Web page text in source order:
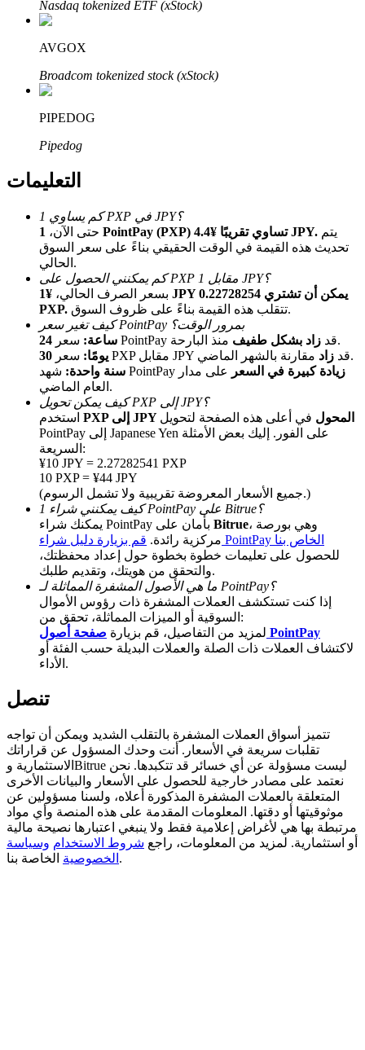
شركاء بيترو
شركاء Bitrue
تصل العمولات إلى 65٪!
الإحالة
قم بدعوة صديق لتحصل على مكافآت نقدية
BTC Welcome Rewards
BTC Welcome Rewards
Deposit & Trade BTC to Share 25000 USDT prize pool!
Deposit CASHCAT & Win
Share 500000 CASHCAT prize pool
Exclusive for BitMart Users
Register & Trade to Win 500,000 USDT
Nasdaq tokenized ETF (xStock)
AVGOX
Broadcom tokenized stock (xStock)
PIPEDOG
Pipedog
التعليمات
كم يساوي 1 PXP في JPY؟
حتى الآن،
1 PointPay (PXP) تساوي تقريبًا ¥4.4 JPY.
تحديث هذه القيمة في الوقت الحقيقي بناءً على سعر السوق
الحالي.
كم يمكنني الحصول على PXP مقابل 1 JPY؟
بسعر الصرف الحالي،
¥1 JPY يمكن أن تشتري 0.22728254
PXP.
تتقلب هذه القيمة بناءً على ظروف السوق.
كيف تغير سعر PointPay بمرور الوقت؟
24 ساعة:
سعر PointPay قد زاد بشكل طفيف
منذ البارحة.
30 يومًا:
سعر PXP مقابل JPY قد زاد
مقارنة بالشهر الماضي.
سنة واحدة: شهد PointPay زيادة كبيرة في السعر
على مدار
العام الماضي.
كيف يمكن تحويل PXP إلى JPY؟
PXP إلى JPY المحول في أعلى هذه الصفحة لتحويل
PointPay إلى Japanese Yen على الفور. إليك بعض الأمثلة
السريعة:
¥10 JPY = 2.27282541 PXP
10 PXP = ¥44 JPY
(جميع الأسعار المعروضة تقريبية ولا تشمل الرسوم.)
كيف يمكنني شراء 1 PointPay على Bitrue؟
Bitrue، وهي بورصة
مركزية رائدة.
قم بزيارة دليل شراء PointPay الخاص بنا
للحصول على تعليمات خطوة بخطوة حول إعداد محفظتك،
والتحقق من هويتك، وتقديم طلبك.
ما هي الأصول المشفرة المماثلة لـ PointPay؟
إذا كنت تستكشف العملات المشفرة ذات رؤوس الأموال
السوقية أو الميزات المماثلة، تحقق من:
لمزيد من التفاصيل، قم بزيارة صفحة أصول PointPay
لاكتشاف العملات ذات الصلة والعملات البديلة حسب الفئة أو
الأداء.
تنصل
تتميز أسواق العملات المشفرة بالتقلب الشديد ويمكن أن تواجه
تقلبات سريعة في الأسعار. أنت وحدك المسؤول عن قراراتك
الاستثمارية وBitrue ليست مسؤولة عن أي خسائر قد تتكبدها. نحن
نعتمد على مصادر خارجية للحصول على الأسعار والبيانات الأخرى
المتعلقة بالعملات المشفرة المذكورة أعلاه، ولسنا مسؤولين عن
موثوقيتها أو دقتها. المعلومات المقدمة على هذه المنصة وأي مواد
مرتبطة بها هي لأغراض إعلامية فقط ولا ينبغي اعتبارها نصيحة مالية
أو استثمارية. لمزيد من المعلومات، راجع شروط الاستخدام وسياسة
الخصوصية الخاصة بنا.